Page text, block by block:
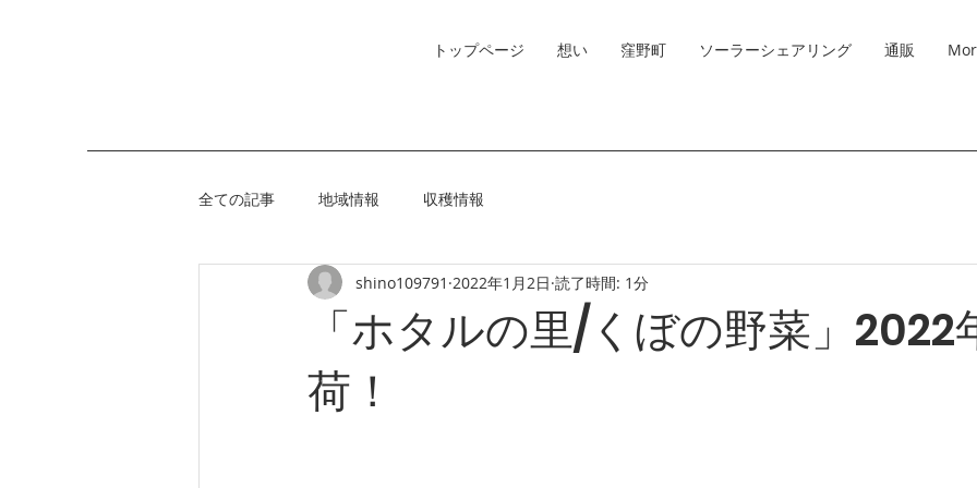
トップページ 想い 窪野町 ソーラーシェアリング 通販
全ての記事 地域情報 収穫情報
「ホタルの里/くぼの野菜」2022
荷！
shino109791 2022年1月2日 読了時間: 1分